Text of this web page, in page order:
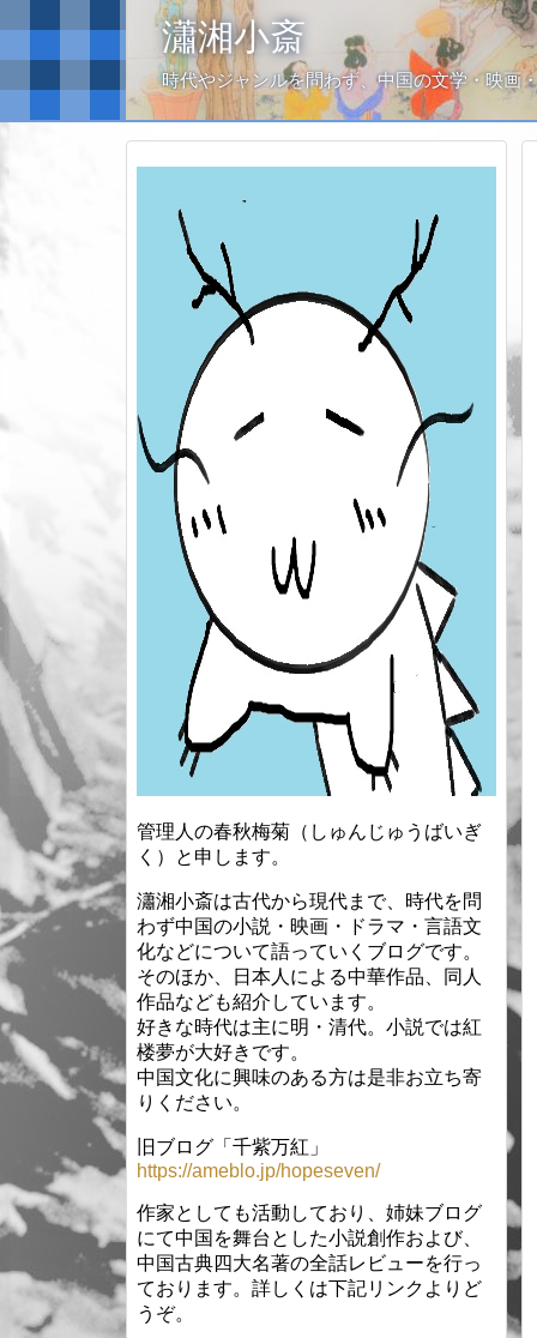
瀟湘小斎
時代やジャンルを問わず、中国の文学・映画
管理人の春秋梅菊（しゅんじゅうばいぎ
く）と申します。
瀟湘小斎は古代から現代まで、時代を問
わず中国の小説・映画・ドラマ・言語文
化などについて語っていくブログです。
そのほか、日本人による中華作品、同人
作品なども紹介しています。
好きな時代は主に明・清代。小説では紅
楼夢が大好きです。
中国文化に興味のある方は是非お立ち寄
りください。
旧ブログ「千紫万紅」
https://ameblo.jp/hopeseven/
作家としても活動しており、姉妹ブログ
にて中国を舞台とした小説創作および、
中国古典四大名著の全話レビューを行っ
ております。詳しくは下記リンクよりど
うぞ。